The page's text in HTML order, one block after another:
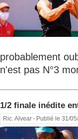
probablement
n'est pas N°3
1/2 finale inédite
Ric. Alvear- Publié le 31/